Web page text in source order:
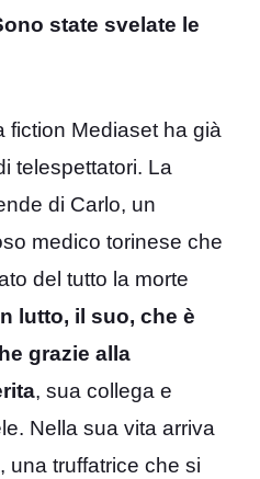
state svelate le
fiction Mediaset ha già
telespettatori. La
di Carlo, un
medico torinese che
del tutto la morte
lutto, il suo, che è
grazie alla
, sua collega e
Nella sua vita arriva
una truffatrice che si